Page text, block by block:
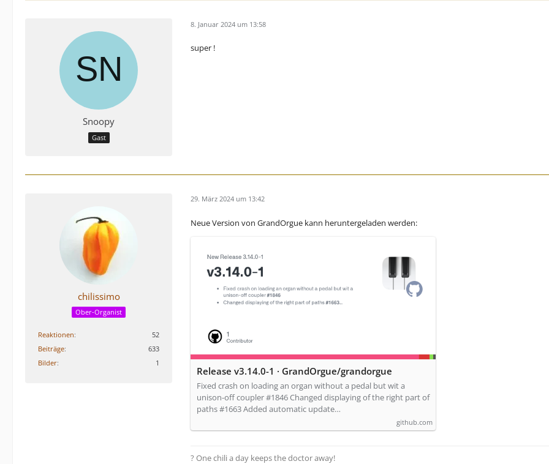
Snoopy
Gast
8. Januar 2024 um 13:58
super !
chilissimo
Ober-Organist
Reaktionen
52
Beiträge
633
Bilder
1
29. März 2024 um 13:42
Neue Version von GrandOrgue kann heruntergeladen werden:
Release v3.14.0-1 · GrandOrgue/grandorgue
Fixed crash on loading an organ without a pedal but wit a
unison-off coupler #1846 Changed displaying of the right part of
paths #1663 Added automatic update…
github.com
?️ One chili a day keeps the doctor away!